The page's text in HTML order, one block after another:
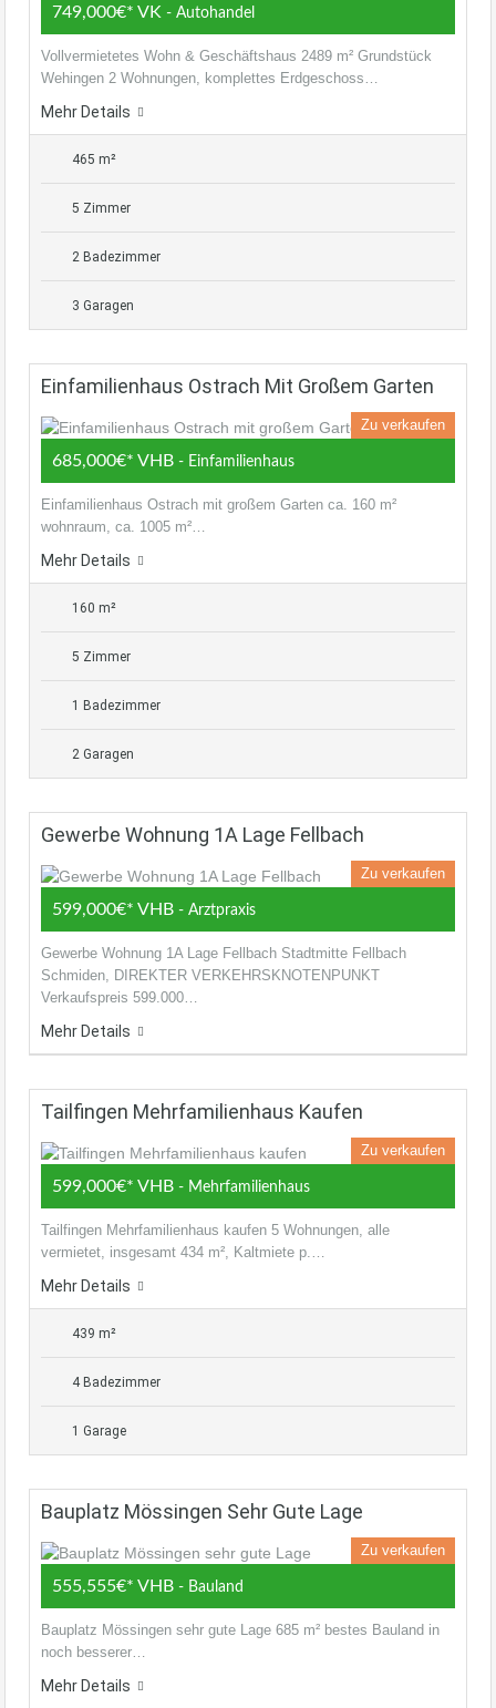
749,000€* VK - Autohandel
Vollvermietetes Wohn & Geschäftshaus 2489 m² Grundstück
Wehingen 2 Wohnungen, komplettes Erdgeschoss…
Mehr Details
465 m²
5 Zimmer
2 Badezimmer
3 Garagen
Einfamilienhaus Ostrach Mit Großem Garten
Zu verkaufen
685,000€* VHB - Einfamilienhaus
Einfamilienhaus Ostrach mit großem Garten ca. 160 m²
wohnraum, ca. 1005 m²…
Mehr Details
160 m²
5 Zimmer
1 Badezimmer
2 Garagen
Gewerbe Wohnung 1A Lage Fellbach
Zu verkaufen
599,000€* VHB - Arztpraxis
Gewerbe Wohnung 1A Lage Fellbach Stadtmitte Fellbach
Schmiden, DIREKTER VERKEHRSKNOTENPUNKT
Verkaufspreis 599.000…
Mehr Details
Tailfingen Mehrfamilienhaus Kaufen
Zu verkaufen
599,000€* VHB - Mehrfamilienhaus
Tailfingen Mehrfamilienhaus kaufen 5 Wohnungen, alle
vermietet, insgesamt 434 m², Kaltmiete p.…
Mehr Details
439 m²
4 Badezimmer
1 Garage
Bauplatz Mössingen Sehr Gute Lage
Zu verkaufen
555,555€* VHB - Bauland
Bauplatz Mössingen sehr gute Lage 685 m² bestes Bauland in
noch besserer…
Mehr Details